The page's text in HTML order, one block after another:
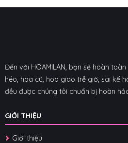
Đến với HOAMILAN, bạn sẽ hoàn
héo, hoa cũ, hoa giao trễ giờ, sai kế
đều được chúng tôi chuẩn bị hoàn
GIỚI THIỆU
Giới thiệu